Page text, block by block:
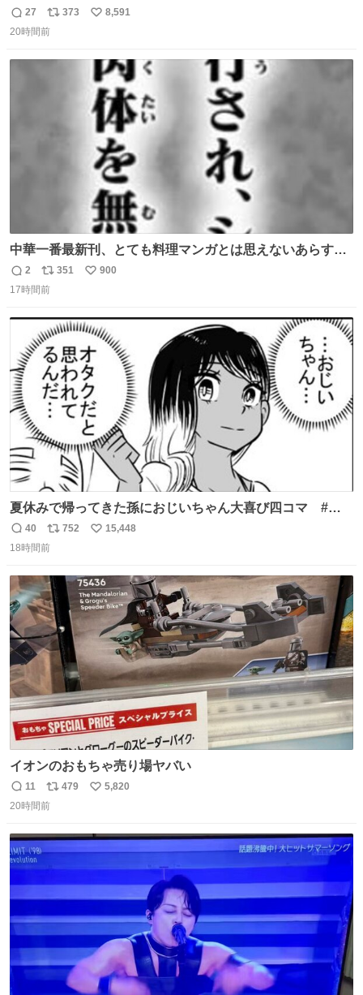
鋳造されたもの。
返
信
27
リ
ポ
373
い
8,591
20時間前
中華一番最新刊、とても料理マンガとは思えないあらすじ
の書き出ししてて最高
返
信
2
リ
ポ
ト
数
351
い
数
900
17時間前
夏休みで帰ってきた孫におじいちゃん大喜び四コマ #四
コマ漫画 #Web漫画 #漫画が読めるハッシュタグ
返
信
40
リ
ポ
ト
数
752
い
数
15,448
18時間前
イオンのおもちゃ売り場ヤバい
返
信
11
リ
ポ
ト
479
い
数
5,820
20時間前